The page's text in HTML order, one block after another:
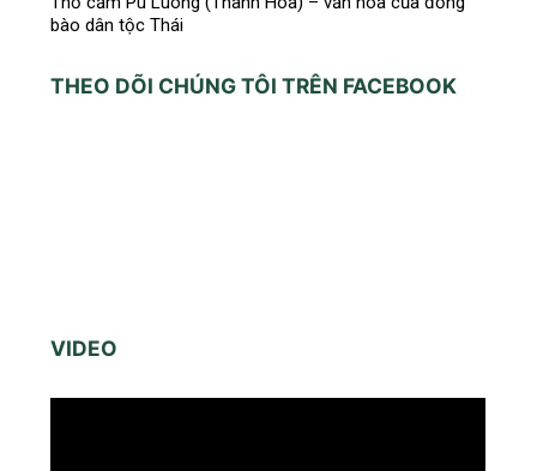
bào dân tộc Thái
THEO DÕI CHÚNG TÔI TRÊN FACEBOOK
VIDEO